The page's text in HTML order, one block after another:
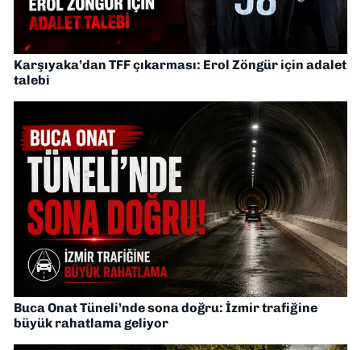
Karşıyaka’dan TFF çıkarması: Erol Zöngür için adalet
talebi
Buca Onat Tüneli’nde sona doğru: İzmir trafiğine
büyük rahatlama geliyor